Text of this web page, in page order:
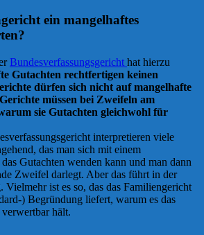
ein mangelhaftes
Bundesverfassungsgericht hat hierzu
Gutachten rechtfertigen keinen
dürfen sich nicht auf mangelhafte
müssen bei Zweifeln am
sie Gutachten gleichwohl für
interpretieren viele
das man sich mit einem
Gutachten wenden kann und man dann
Zweifel darlegt. Aber das führt in der
ist es so, das das Familiengericht
) Begründung liefert, warum es das
hält.